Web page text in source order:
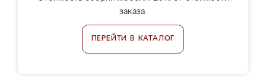
заказа.
ПЕРЕЙТИ В КАТАЛОГ